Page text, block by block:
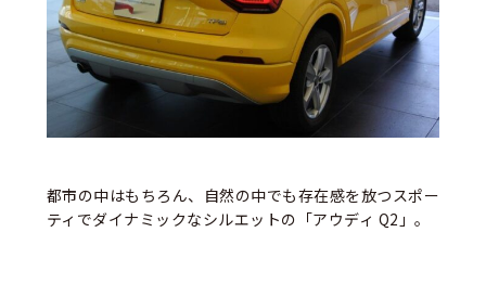
都市の中はもちろん、自然の中でも存在感を放つスポー
ティでダイナミックなシルエットの「アウディ Q2」。